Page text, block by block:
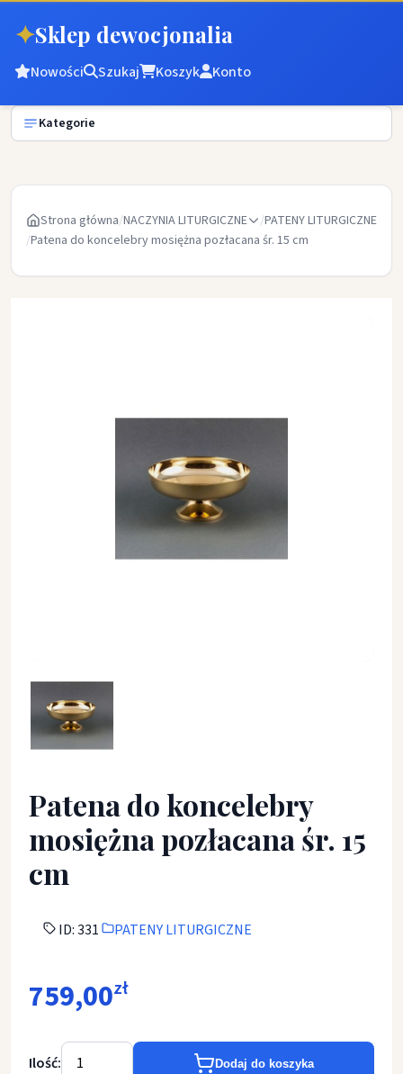
✦Sklep dewocjonalia
Nowości Szukaj Koszyk Konto
Kategorie
Strona główna/NACZYNIA LITURGICZNE /PATENY LITURGICZNE
/Patena do koncelebry mosiężna pozłacana śr. 15 cm
Patena do koncelebry
mosiężna pozłacana śr. 15
cm
ID: 331 PATENY LITURGICZNE
759,00zł
Ilość: Dodaj do koszyka